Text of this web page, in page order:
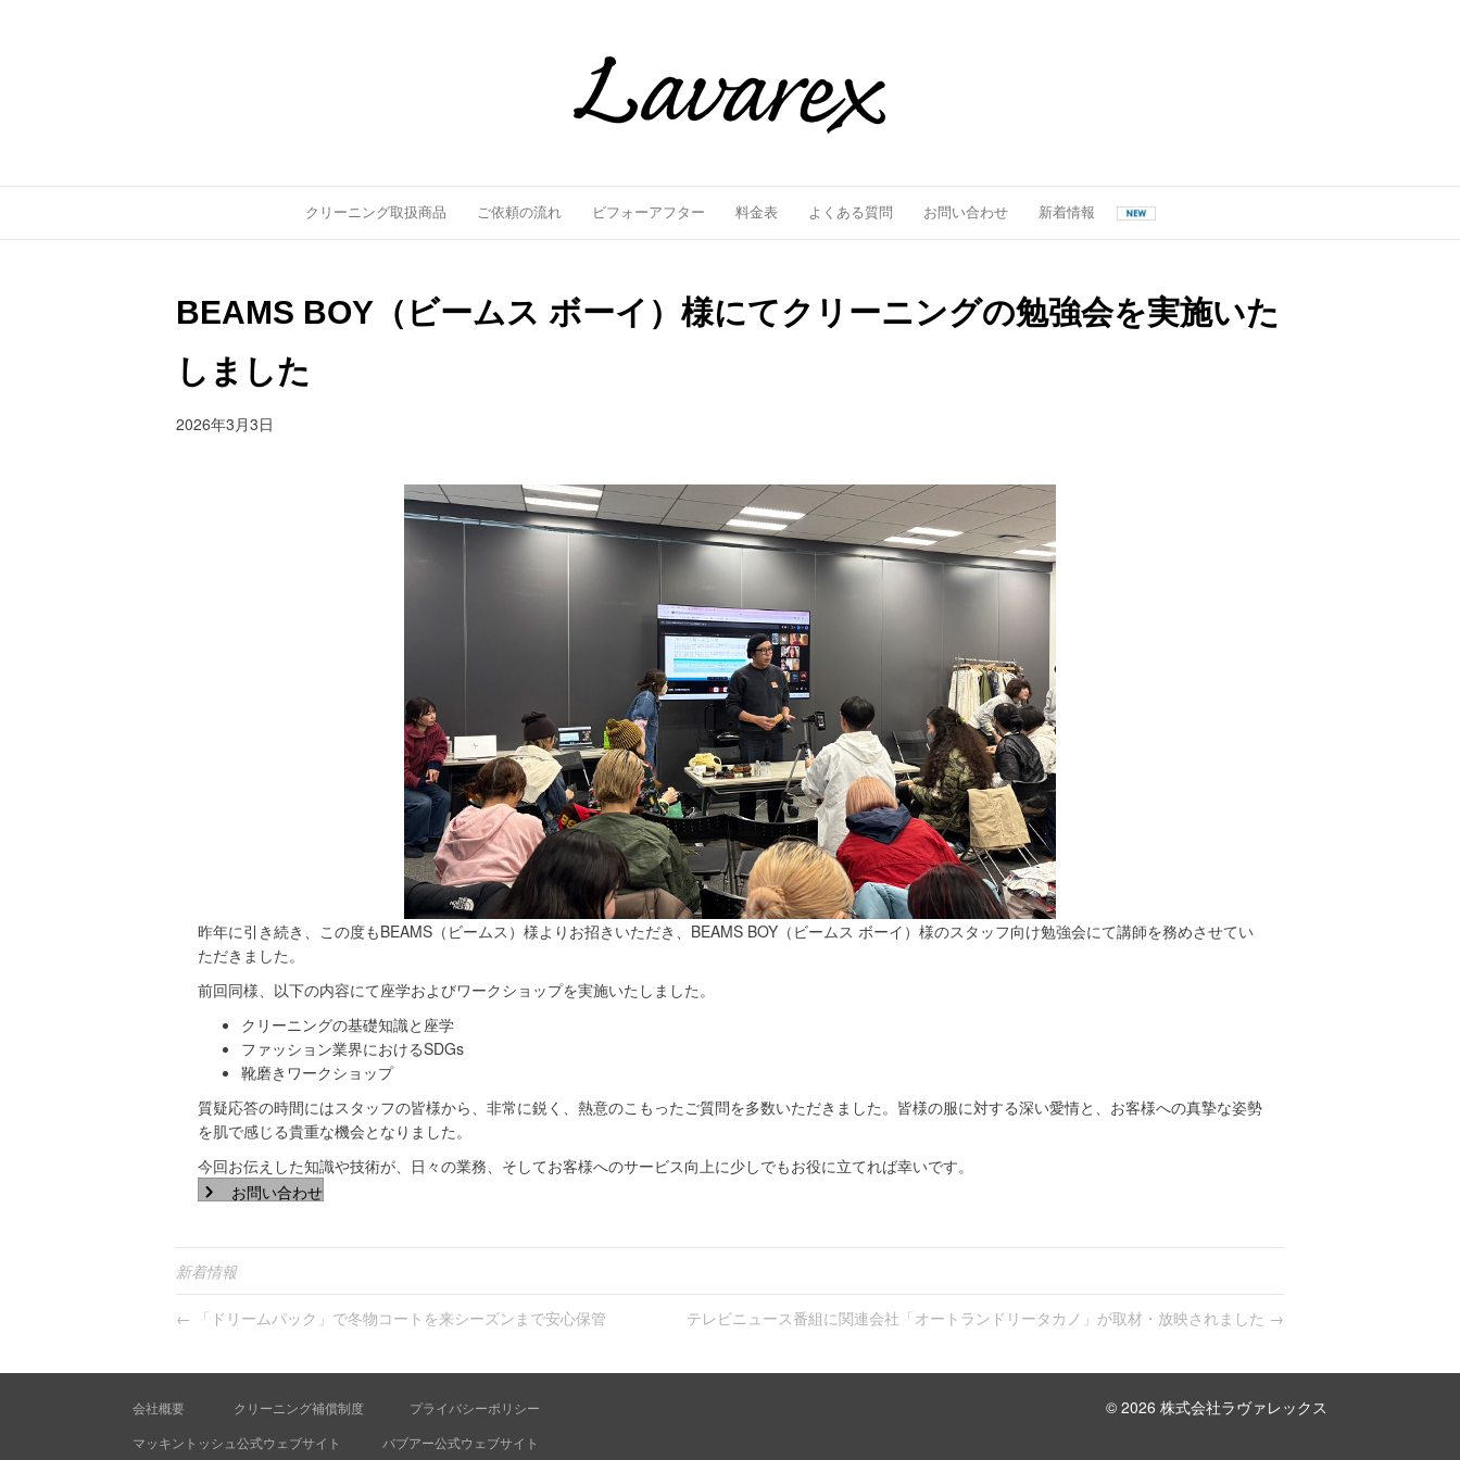
クリーニング取扱商品 ご依頼の流れ ビフォーアフター 料金表 よくある質問 お問い合わせ 新着情報
BEAMS BOY（ビームス ボーイ）様にてクリーニングの勉強会を実施いた
しました
2026年3月3日
昨年に引き続き、この度もBEAMS（ビームス）様よりお招きいただき、BEAMS BOY（ビームス ボーイ）様のスタッフ向け勉強会にて講師を務めさせてい
ただきました。
前回同様、以下の内容にて座学およびワークショップを実施いたしました。
クリーニングの基礎知識と座学
ファッション業界におけるSDGs
靴磨きワークショップ
質疑応答の時間にはスタッフの皆様から、非常に鋭く、熱意のこもったご質問を多数いただきました。皆様の服に対する深い愛情と、お客様への真摯な姿勢
を肌で感じる貴重な機会となりました。
今回お伝えした知識や技術が、日々の業務、そしてお客様へのサービス向上に少しでもお役に立てれば幸いです。
お問い合わせ
新着情報
← 「ドリームパック」で冬物コートを来シーズンまで安心保管 テレビニュース番組に関連会社「オートランドリータカノ」が取材・放映されました →
会社概要 クリーニング補償制度
プライバシーポリシー
マッキントッシュ公式ウェブサイト
バブアー公式ウェブサイト
© 2026 株式会社ラヴァレックス